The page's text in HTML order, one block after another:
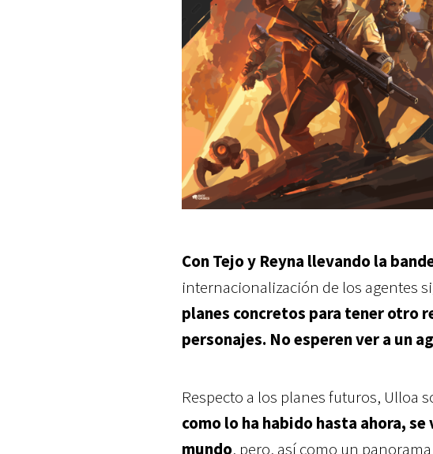
Con Tejo y Reyna llevando la
internacionalización de los agentes
planes concretos para tener otro
personajes. No esperen ver a un
Respecto a los planes futuros, Ulloa
como lo ha habido hasta ahora,
mundo, pero, así como un